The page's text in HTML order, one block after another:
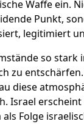
Waffe ein.
Punkt,
legitimiert
so
zu
diese
Israel
Folge